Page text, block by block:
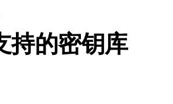
持的密钥库